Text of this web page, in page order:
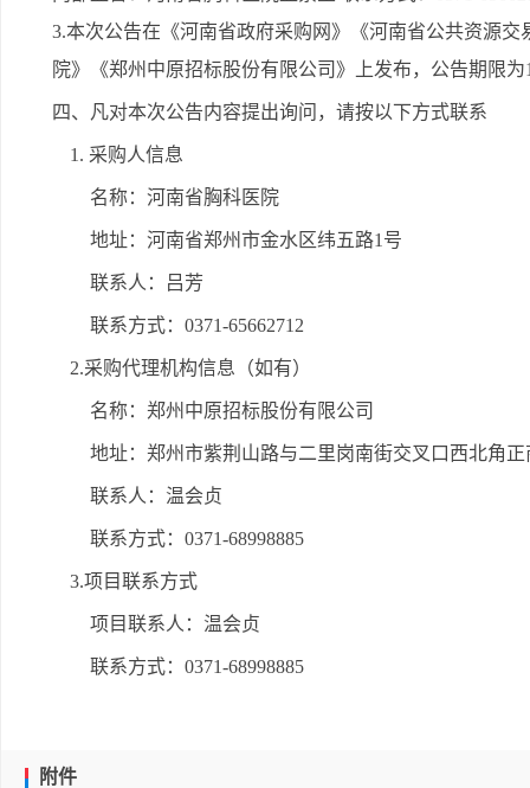
3.本次公告在《河南省政府采购网》《河南省公共资源
院》《郑州中原招标股份有限公司》上发布，公告期限
四、凡对本次公告内容提出询问，请按以下方式联系
1. 采购人信息
名称：河南省胸科医院
地址：河南省郑州市金水区纬五路1号
联系人：吕芳
联系方式：0371-65662712
2.采购代理机构信息（如有）
名称：郑州中原招标股份有限公司
地址：郑州市紫荆山路与二里岗南街交叉口西北角
联系人：温会贞
联系方式：0371-68998885
3.项目联系方式
项目联系人：温会贞
联系方式：0371-68998885
附件